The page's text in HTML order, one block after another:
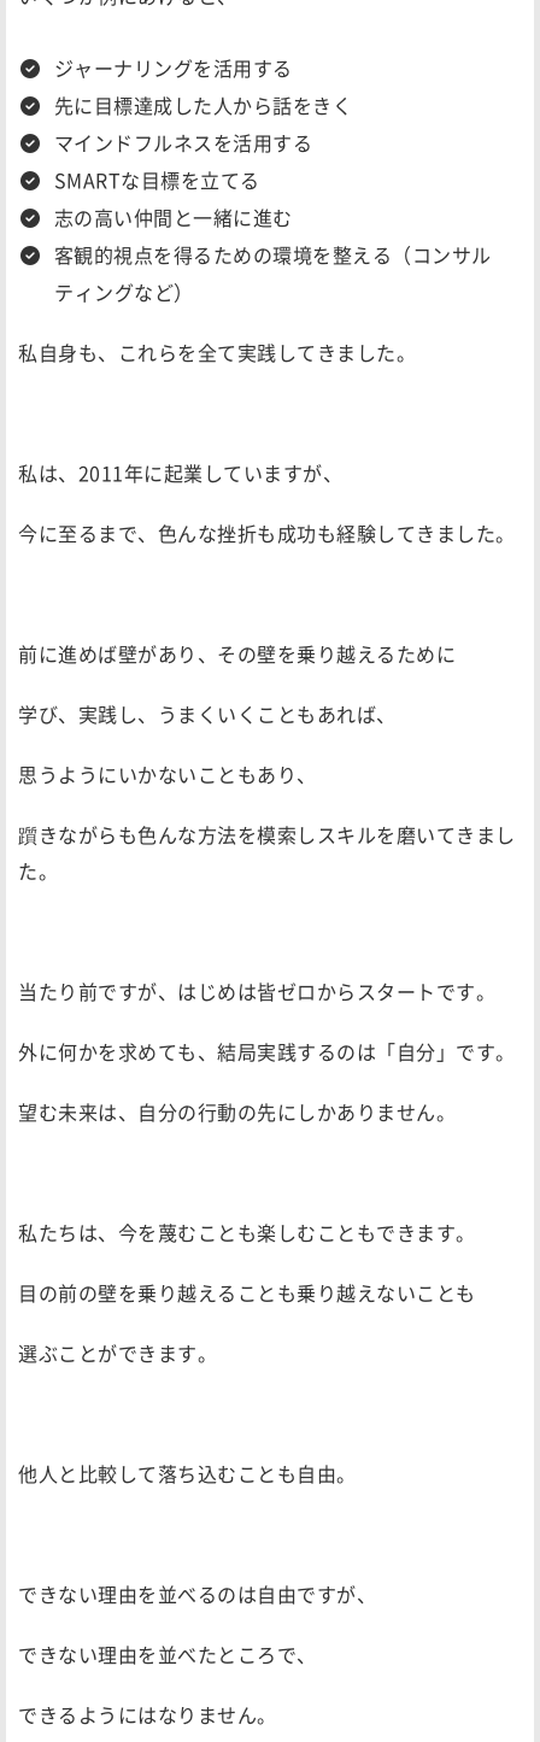
ジャーナリングを活用する
先に目標達成した人から話をきく
マインドフルネスを活用する
SMARTな目標を立てる
志の高い仲間と一緒に進む
客観的視点を得るための環境を整える（コンサル
ティングなど）
私自身も、これらを全て実践してきました。
私は、2011年に起業していますが、
今に至るまで、色んな挫折も成功も経験してきました。
前に進めば壁があり、その壁を乗り越えるために
学び、実践し、うまくいくこともあれば、
思うようにいかないこともあり、
躓きながらも色んな方法を模索しスキルを磨いてきまし
た。
当たり前ですが、はじめは皆ゼロからスタートです。
外に何かを求めても、結局実践するのは「自分」です。
望む未来は、自分の行動の先にしかありません。
私たちは、今を蔑むことも楽しむこともできます。
目の前の壁を乗り越えることも乗り越えないことも
選ぶことができます。
他人と比較して落ち込むことも自由。
できない理由を並べるのは自由ですが、
できない理由を並べたところで、
できるようにはなりません。